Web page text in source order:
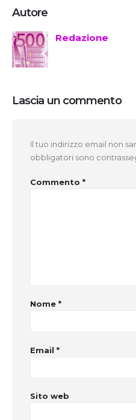
Autore
Redazione
Lascia un commento
Il tuo indirizzo email non
obbligatori sono
Commento *
Nome *
Email *
Sito web